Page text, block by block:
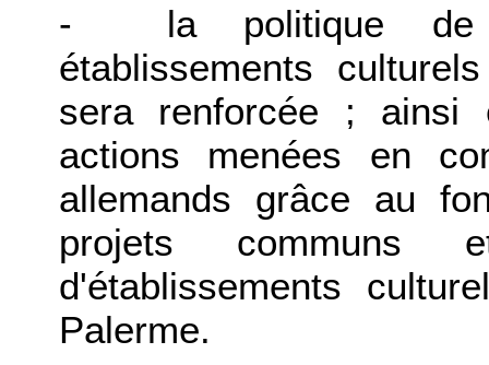
- la politique de
établissements
sera renforcée ; ainsi
actions menées en
allemands grâce au
projets communs
d'établissements
Palerme.